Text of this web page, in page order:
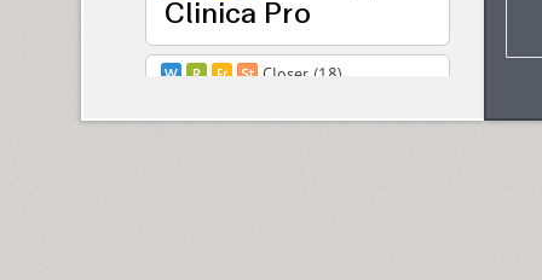
Closer (18)